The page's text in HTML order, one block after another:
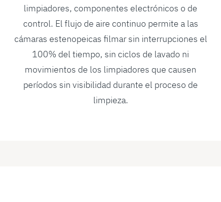
limpiadores, componentes electrónicos o de
control. El flujo de aire continuo permite a las
cámaras estenopeicas filmar sin interrupciones el
100% del tiempo, sin ciclos de lavado ni
movimientos de los limpiadores que causen
períodos sin visibilidad durante el proceso de
limpieza.